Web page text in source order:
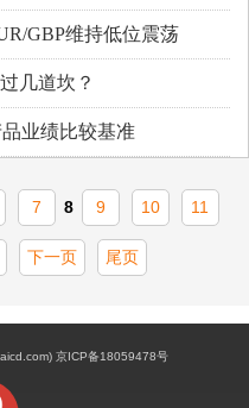
GBP维持低位震荡
几道坎？
业绩比较基准
7 8 9 10 11
下一页 尾页
京ICP备18059478号